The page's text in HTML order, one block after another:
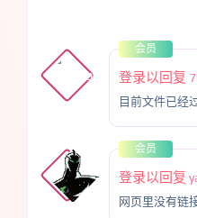
会员
登录以回复
目前文件已经
会员
登录以回复
网页里没有链